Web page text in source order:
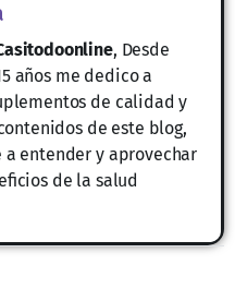
, Desde
años me dedico a
de calidad y
de este blog,
a entender y aprovechar
de la salud